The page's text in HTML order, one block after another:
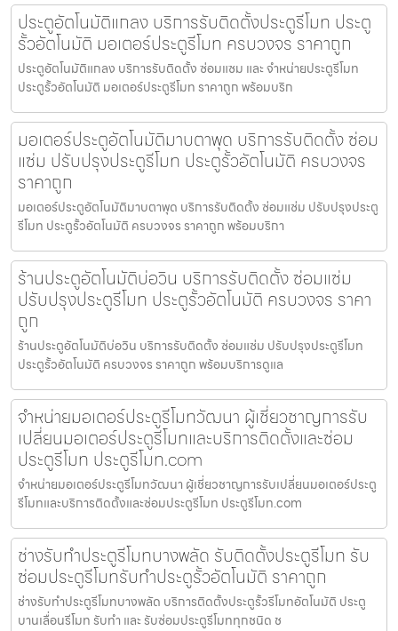
ประตูอัตโนมัติแกลง บริการรับติดตั้งประตูรีโมท ประตู
รั้วอัตโนมัติ มอเตอร์ประตูรีโมท ครบวงจร ราคาถูก
ประตูอัตโนมัติแกลง บริการรับติดตั้ง ซ่อมแซม และ จำหน่ายประตูรีโมท
ประตูรั้วอัตโนมัติ มอเตอร์ประตูรีโมท ราคาถูก พร้อมบริก
มอเตอร์ประตูอัตโนมัติมาบตาพุด บริการรับติดตั้ง ซ่อม
แซ่ม ปรับปรุงประตูรีโมท ประตูรั้วอัตโนมัติ ครบวงจร
ราคาถูก
มอเตอร์ประตูอัตโนมัติมาบตาพุด บริการรับติดตั้ง ซ่อมแซ่ม ปรับปรุงประตู
รีโมท ประตูรั้วอัตโนมัติ ครบวงจร ราคาถูก พร้อมบริกา
ร้านประตูอัตโนมัติบ่อวิน บริการรับติดตั้ง ซ่อมแซ่ม
ปรับปรุงประตูรีโมท ประตูรั้วอัตโนมัติ ครบวงจร ราคา
ถูก
ร้านประตูอัตโนมัติบ่อวิน บริการรับติดตั้ง ซ่อมแซ่ม ปรับปรุงประตูรีโมท
ประตูรั้วอัตโนมัติ ครบวงจร ราคาถูก พร้อมบริการดูแล
จำหน่ายมอเตอร์ประตูรีโมทวัฒนา ผู้เชี่ยวชาญการรับ
เปลี่ยนมอเตอร์ประตูรีโมทและบริการติดตั้งและซ่อม
ประตูรีโมท ประตูรีโมท.com
จำหน่ายมอเตอร์ประตูรีโมทวัฒนา ผู้เชี่ยวชาญการรับเปลี่ยนมอเตอร์ประตู
รีโมทและบริการติดตั้งและซ่อมประตูรีโมท ประตูรีโมท.com
ช่างรับทำประตูรีโมทบางพลัด รับติดตั้งประตูรีโมท รับ
ซ่อมประตูรีโมทรับทำประตูรั้วอัตโนมัติ ราคาถูก
ช่างรับทำประตูรีโมทบางพลัด บริการติดตั้งประตูรั้วรีโมทอัตโนมัติ ประตู
บานเลื่อนรีโมท รับทำ และ รับซ่อมประตูรีโมททุกชนิด ช